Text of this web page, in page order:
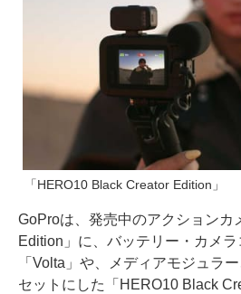
「HERO10 Black Creator Edition」
GoProは、発売中のアクションカ
Edition」に、バッテリー・カメ
「Volta」や、メディアモジュラ
セットにした「HERO10 Black